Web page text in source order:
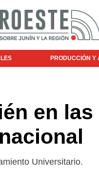
PRODUCCIÓN Y
en las
Universitario.